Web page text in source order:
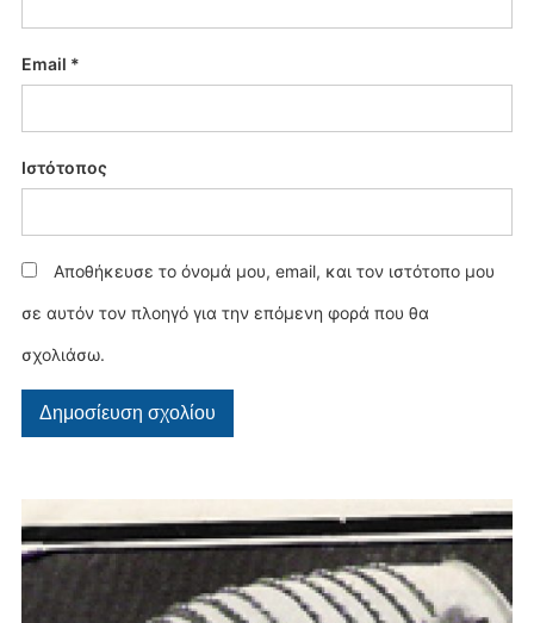
Email *
Ιστότοπος
Αποθήκευσε το όνομά μου, email, και τον ιστότοπο μου
σε αυτόν τον πλοηγό για την επόμενη φορά που θα
σχολιάσω.